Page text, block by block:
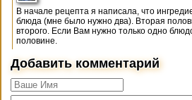
В начале рецепта я написала, что
блюда (мне было нужно два). Вторая
второго. Если Вам нужно только одно
половине.
Добавить комментарий